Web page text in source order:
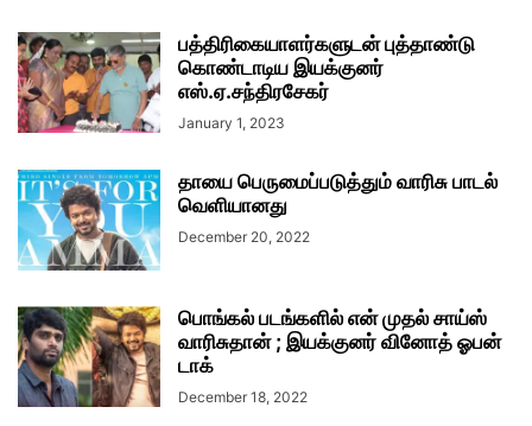
பத்திரிகையாளர்களுடன் புத்தாண்டு
கொண்டாடிய இயக்குனர்
எஸ்.ஏ.சந்திரசேகர்
January 1, 2023
தாயை பெருமைப்படுத்தும் வாரிசு பாடல்
வெளியானது
December 20, 2022
பொங்கல் படங்களில் என் முதல் சாய்ஸ்
வாரிசுதான் ; இயக்குனர் வினோத் ஓபன்
டாக்
December 18, 2022